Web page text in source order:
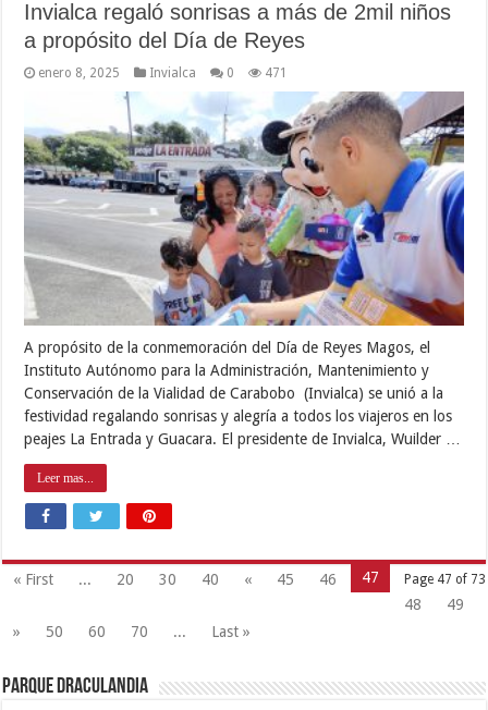
Invialca regaló sonrisas a más de 2mil niños
a propósito del Día de Reyes
enero 8, 2025 Invialca 0 471
A propósito de la conmemoración del Día de Reyes Magos, el
Instituto Autónomo para la Administración, Mantenimiento y
Conservación de la Vialidad de Carabobo (Invialca) se unió a la
festividad regalando sonrisas y alegría a todos los viajeros en los
peajes La Entrada y Guacara. El presidente de Invialca, Wuilder …
Leer mas...
Page 47 of 73
« First ... 20 30 40 « 45 46
47
48
49
»
50 60 70 ... Last »
Parque Draculandia